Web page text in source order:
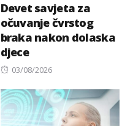
Devet savjeta za
očuvanje čvrstog
braka nakon dolaska
djece
Posted
03/08/2026